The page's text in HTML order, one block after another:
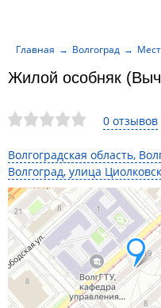
0 отзывов
Волгоградская область,
Волгоград, улица
Жилой особняк
Главная Волгоград